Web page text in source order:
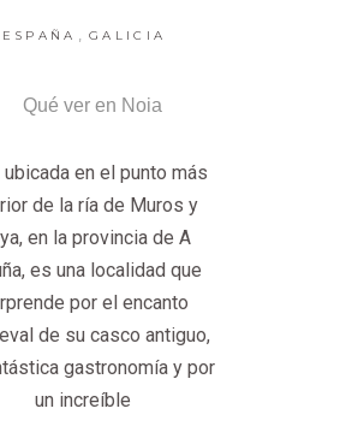
ESPAÑA , GALICIA
ubicada en el punto más
de la ría de Muros y
en la provincia de A
es una localidad que
por el encanto
de su casco antiguo,
gastronomía y por
un increíble